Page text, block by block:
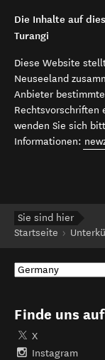
Die Inhalte auf
Turangi
Diese Website
Neuseeland
Anbieter
Rechtsvorschriften
wenden Sie sich
Informationen:
Sie sind hier
Startseite
Finde uns auf
X
Instagram